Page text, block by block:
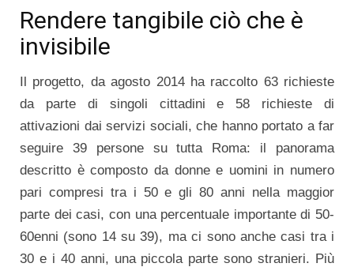
Rendere tangibile ciò che è
invisibile
Il progetto, da agosto 2014 ha raccolto 63 richieste
da parte di singoli cittadini e 58 richieste di
attivazioni dai servizi sociali, che hanno portato a far
seguire 39 persone su tutta Roma: il panorama
descritto è composto da donne e uomini in numero
pari compresi tra i 50 e gli 80 anni nella maggior
parte dei casi, con una percentuale importante di 50-
60enni (sono 14 su 39), ma ci sono anche casi tra i
30 e i 40 anni, una piccola parte sono stranieri. Più